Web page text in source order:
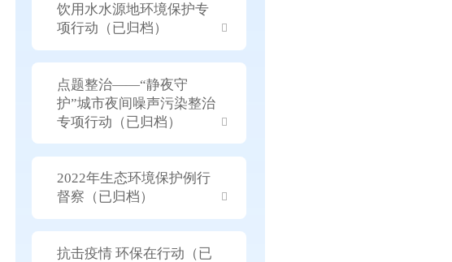
饮用水水源地环境保护专
项行动（已归档）
点题整治——“静夜守
护”城市夜间噪声污染整治
专项行动（已归档）
2022年生态环境保护例行
督察（已归档）
抗击疫情 环保在行动（已